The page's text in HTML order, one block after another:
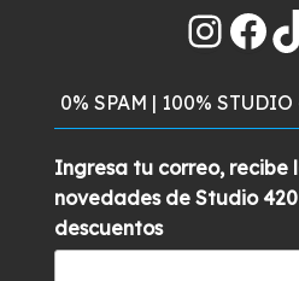
0% SPAM | 100% STUDIO
Ingresa tu correo, recibe
novedades de Studio
descuentos